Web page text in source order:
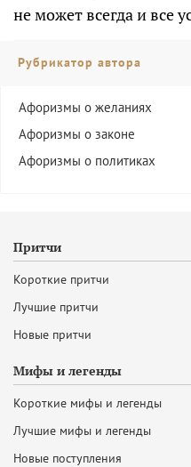
не может всегда и все
Рубрикатор автора
Афоризмы о желаниях
Афоризмы о законе
Афоризмы о политиках
Притчи
Короткие притчи
Лучшие притчи
Новые притчи
Мифы и легенды
Короткие мифы и легенды
Лучшие мифы и легенды
Новые поступления